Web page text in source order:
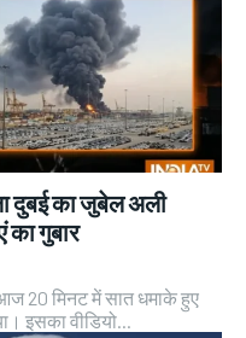
दुबई का जुबेल अली
का गुबार
20 मिनट में सात धमाके हुए
इसका वीडियो...